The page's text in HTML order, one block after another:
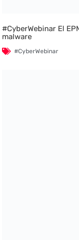
#CyberWebinar El
malware
#CyberWebinar